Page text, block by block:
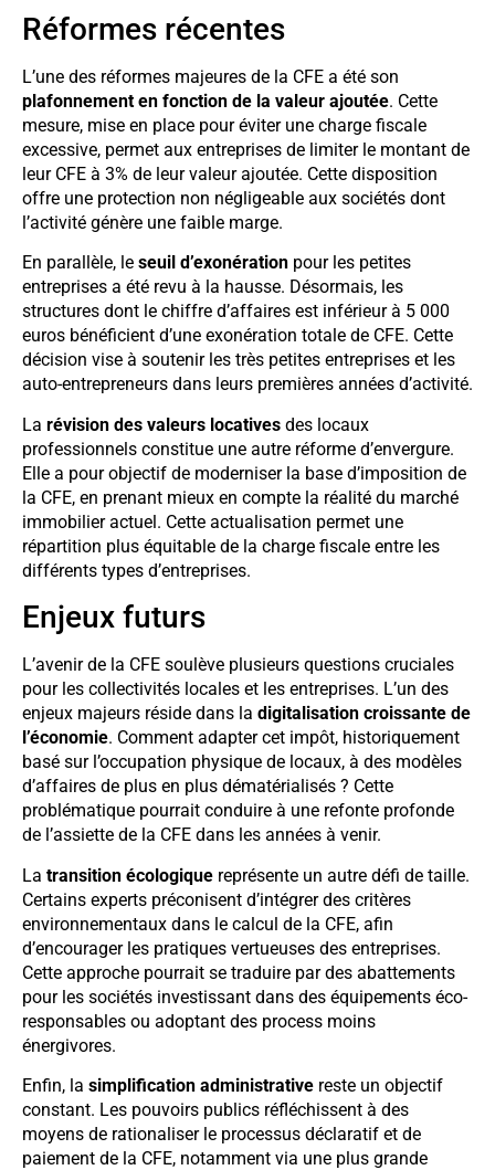
Réformes récentes
L’une des réformes majeures de la CFE a été son
plafonnement en fonction de la valeur ajoutée. Cette
mesure, mise en place pour éviter une charge fiscale
excessive, permet aux entreprises de limiter le montant de
leur CFE à 3% de leur valeur ajoutée. Cette disposition
offre une protection non négligeable aux sociétés dont
l’activité génère une faible marge.
En parallèle, le seuil d’exonération pour les petites
entreprises a été revu à la hausse. Désormais, les
structures dont le chiffre d’affaires est inférieur à 5 000
euros bénéficient d’une exonération totale de CFE. Cette
décision vise à soutenir les très petites entreprises et les
auto-entrepreneurs dans leurs premières années d’activité.
La révision des valeurs locatives des locaux
professionnels constitue une autre réforme d’envergure.
Elle a pour objectif de moderniser la base d’imposition de
la CFE, en prenant mieux en compte la réalité du marché
immobilier actuel. Cette actualisation permet une
répartition plus équitable de la charge fiscale entre les
différents types d’entreprises.
Enjeux futurs
L’avenir de la CFE soulève plusieurs questions cruciales
pour les collectivités locales et les entreprises. L’un des
enjeux majeurs réside dans la digitalisation croissante de
l’économie. Comment adapter cet impôt, historiquement
basé sur l’occupation physique de locaux, à des modèles
d’affaires de plus en plus dématérialisés ? Cette
problématique pourrait conduire à une refonte profonde
de l’assiette de la CFE dans les années à venir.
La transition écologique représente un autre défi de taille.
Certains experts préconisent d’intégrer des critères
environnementaux dans le calcul de la CFE, afin
d’encourager les pratiques vertueuses des entreprises.
Cette approche pourrait se traduire par des abattements
pour les sociétés investissant dans des équipements éco-
responsables ou adoptant des process moins
énergivores.
Enfin, la simplification administrative reste un objectif
constant. Les pouvoirs publics réfléchissent à des
moyens de rationaliser le processus déclaratif et de
paiement de la CFE, notamment via une plus grande